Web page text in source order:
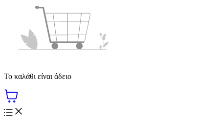
Το καλάθι είναι άδειο